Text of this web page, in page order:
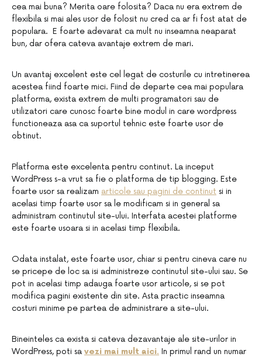
cea mai buna? Merita oare folosita? Daca nu era extrem de
flexibila si mai ales usor de folosit nu cred ca ar fi fost atat de
populara. E foarte adevarat ca mult nu inseamna neaparat
bun, dar ofera cateva avantaje extrem de mari.
Un avantaj excelent este cel legat de costurile cu intretinerea
acestea fiind foarte mici. Fiind de departe cea mai populara
platforma, exista extrem de multi programatori sau de
utilizatori care cunosc foarte bine modul in care wordpress
functioneaza asa ca suportul tehnic este foarte usor de
obtinut.
Platforma este excelenta pentru continut. La inceput
WordPress s-a vrut sa fie o platforma de tip blogging. Este
foarte usor sa realizam articole sau pagini de continut si in
acelasi timp foarte usor sa le modificam si in general sa
administram continutul site-ului. Interfata acestei platforme
este foarte usoara si in acelasi timp flexibila.
Odata instalat, este foarte usor, chiar si pentru cineva care nu
se pricepe de loc sa isi administreze continutul site-ului sau. Se
pot in acelasi timp adauga foarte usor articole, si se pot
modifica pagini existente din site. Asta practic inseamna
costuri minime pe partea de administrare a site-ului.
Bineinteles ca exista si cateva dezavantaje ale site-urilor in
WordPress, poti sa vezi mai mult aici. In primul rand un numar